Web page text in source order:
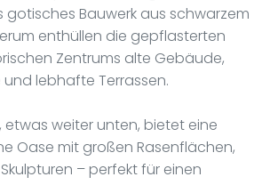
Bauwerk aus schwarzem
enthüllen die gepflasterten
Zentrums alte Gebäude,
lebhafte Terrassen.
etwas weiter unten, bietet eine
Oase mit großen Rasenflächen,
– perfekt für einen